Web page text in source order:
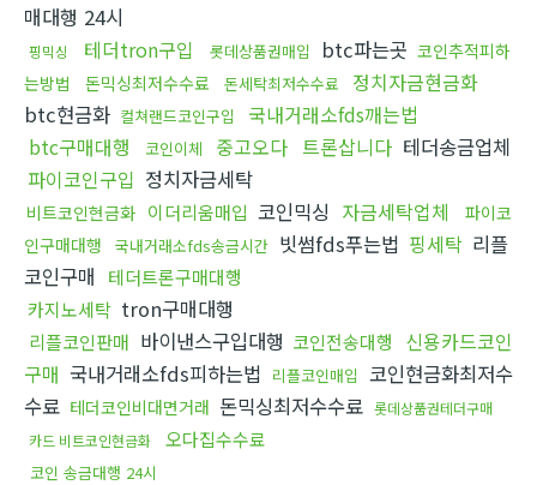
매대행 24시
핑믹싱 테더tron구입 롯데상품권매입 btc파는곳 코인추적피하
는방법
돈믹싱최저수수료 돈세탁최저수수료
정치자금현금화
btc현금화 컬쳐랜드코인구입
국내거래소fds깨는법
btc구매대행
코인이체 중고오다 트론삽니다 테더송금업체
파이코인구입 정치자금세탁
비트코인현금화 이더리움매입 코인믹싱 자금세탁업체
파이코
인구매대행
국내거래소fds송금시간 빗썸fds푸는법 핑세탁 리플
코인구매
테더트론구매대행
카지노세탁 tron구매대행
리플코인판매 바이낸스구입대행 코인전송대행
신용카드코인
구매 국내거래소fds피하는법 리플코인매입 코인현금화최저수
수료 테더코인비대면거래 돈믹싱최저수수료 롯데상품권테더구매
카드 비트코인현금화
오다집수수료
코인 송금대행 24시